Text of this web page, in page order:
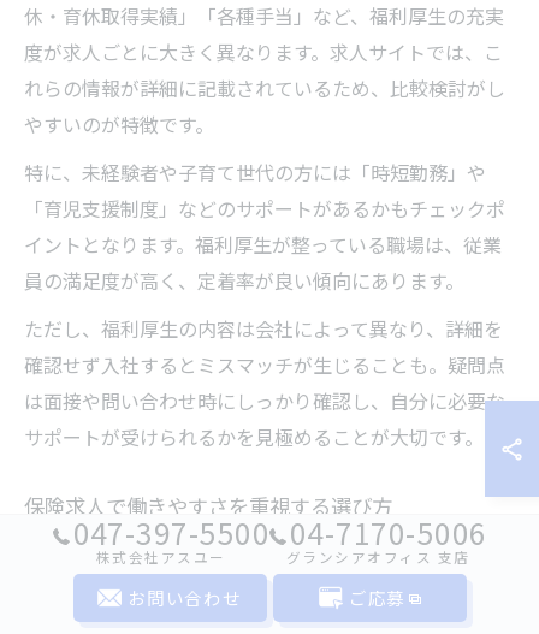
休・育休取得実績」「各種手当」など、福利厚生の充実
度が求人ごとに大きく異なります。求人サイトでは、こ
れらの情報が詳細に記載されているため、比較検討がし
やすいのが特徴です。
特に、未経験者や子育て世代の方には「時短勤務」や
「育児支援制度」などのサポートがあるかもチェックポ
イントとなります。福利厚生が整っている職場は、従業
員の満足度が高く、定着率が良い傾向にあります。
ただし、福利厚生の内容は会社によって異なり、詳細を
確認せず入社するとミスマッチが生じることも。疑問点
は面接や問い合わせ時にしっかり確認し、自分に必要な
サポートが受けられるかを見極めることが大切です。
保険求人で働きやすさを重視する選び方
働きやすさを重視する場合、求人サイトの「検索条件」
機能を活用し、「経験歓迎」「ブランクOK」「残業少な
め」など自分に合った条件で絞り込むことがおすすめで
047-397-5500
株式会社アスユー
04-7170-5006
グランシアオフィス ⽀店
お問い合わせ ご応募